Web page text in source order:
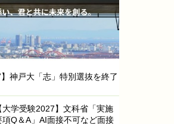
】神戸大「志」特別選抜を終了
大学受験2027】文科省「実施
項Q＆A」AI面接不可など面接